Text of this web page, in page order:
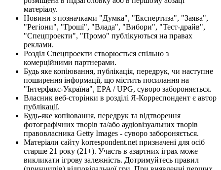
матеріалу.
Новини з позначками "Думка", "Експертиза", "Заява",
"Регіони", "Гроші", "Влада", "Вибори", "Тест-драйв",
"Спецпроекти", "Промо" публікуються на правах
реклами.
Розділ Спецпроекти створюється спільно з
комерційними партнерами.
Будь яке копіювання, публікація, передрук, чи наступне
поширення інформації, що містить посилання на
"Інтерфакс-Україна", EPA / UPG, суворо забороняється.
Власник веб-сторінки в розділі Я-Корреспондент є автор
публікації.
Будь-яке копіювання, передрук та відтворення
фотографічних творів та/або аудіовізуальних творів
правовласника Getty Images - суворо забороняється.
Матеріали сайту korrespondent.net призначені для осіб
старше 21 року (21+). Участь в азартних іграх може
викликати ігрову залежність. Дотримуйтесь правил